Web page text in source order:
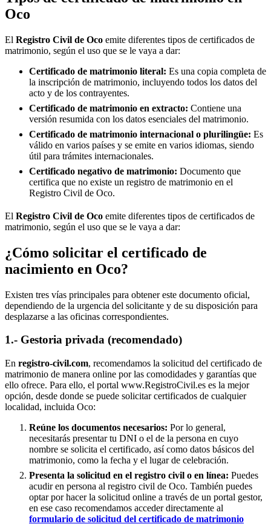
Oco
El Registro Civil de Oco emite diferentes tipos de certificados de
matrimonio, según el uso que se le vaya a dar:
Certificado de matrimonio literal: Es una copia completa de
la inscripción de matrimonio, incluyendo todos los datos del
acto y de los contrayentes.
Certificado de matrimonio en extracto: Contiene una
versión resumida con los datos esenciales del matrimonio.
Certificado de matrimonio internacional o plurilingüe: Es
válido en varios países y se emite en varios idiomas, siendo
útil para trámites internacionales.
Certificado negativo de matrimonio: Documento que
certifica que no existe un registro de matrimonio en el
Registro Civil de Oco.
El Registro Civil de Oco emite diferentes tipos de certificados de
matrimonio, según el uso que se le vaya a dar:
¿Cómo solicitar el certificado de
nacimiento en Oco?
Existen tres vías principales para obtener este documento oficial,
dependiendo de la urgencia del solicitante y de su disposición para
desplazarse a las oficinas correspondientes.
1.- Gestoria privada (recomendado)
En registro-civil.com, recomendamos la solicitud del certificado de
matrimonio de manera online por las comodidades y garantías que
ello ofrece. Para ello, el portal www.RegistroCivil.es es la mejor
opción, desde donde se puede solicitar certificados de cualquier
localidad, incluida Oco:
Reúne los documentos necesarios: Por lo general,
necesitarás presentar tu DNI o el de la persona en cuyo
nombre se solicita el certificado, así como datos básicos del
matrimonio, como la fecha y el lugar de celebración.
Presenta la solicitud en el registro civil o en línea: Puedes
acudir en persona al registro civil de Oco. También puedes
optar por hacer la solicitud online a través de un portal gestor,
en ese caso recomendamos acceder directamente al
formulario de solicitud del certificado de matrimonio